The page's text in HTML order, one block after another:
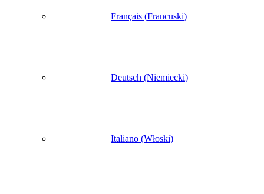
Français (Francuski)
Deutsch (Niemiecki)
Italiano (Włoski)